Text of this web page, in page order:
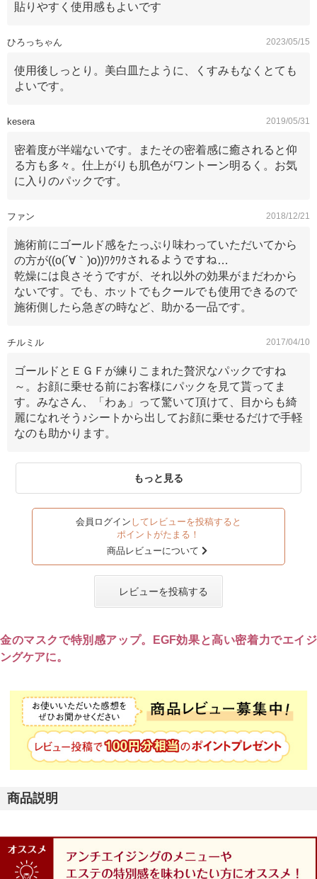
貼りやすく使用感もよいです
ひろっちゃん 2023/05/15
使用後しっとり。美白皿たように、くすみもなくとても
よいです。
kesera 2019/05/31
密着度が半端ないです。またその密着感に癒されると仰
る方も多々。仕上がりも肌色がワントーン明るく。お気
に入りのパックです。
ファン 2018/12/21
施術前にゴールド感をたっぷり味わっていただいてから
の方が((o(´∀｀)o))ﾜｸﾜｸされるようですね…
乾燥には良さそうですが、それ以外の効果がまだわから
ないです。でも、ホットでもクールでも使用できるので
施術側したら急ぎの時など、助かる一品です。
チルミル 2017/04/10
ゴールドとＥＧＦが練りこまれた贅沢なパックですね
～。お顔に乗せる前にお客様にパックを見て貰ってま
す。みなさん、「わぁ」って驚いて頂けて、目からも綺
麗になれそう♪シートから出してお顔に乗せるだけで手軽
なのも助かります。
もっと見る
会員ログイン してレビューを投稿すると
ポイントがたまる！
商品レビューについて
レビューを投稿する
金のマスクで特別感アップ。EGF効果と高い密着力でエイジ
ングケアに。
商品説明